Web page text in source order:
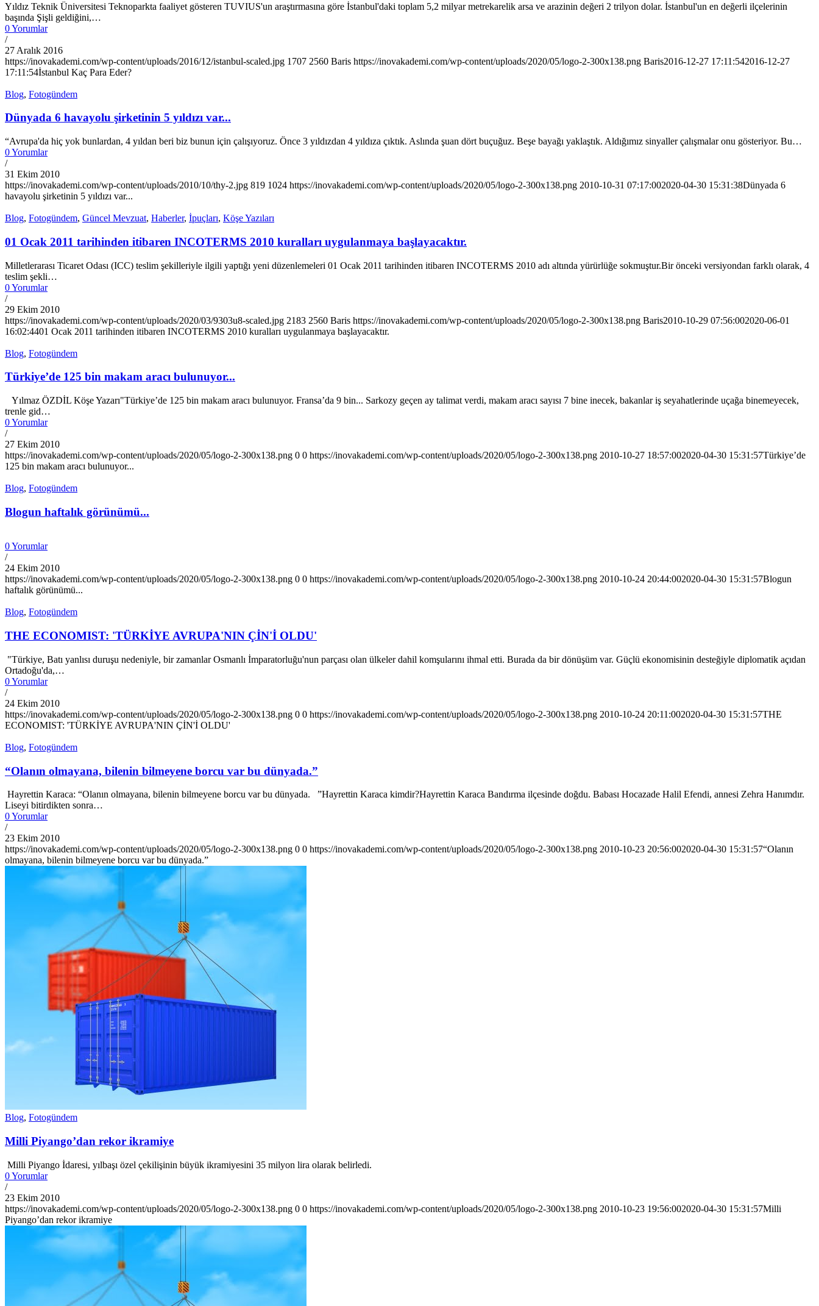
Yıldız Teknik Üniversitesi Teknoparkta faaliyet gösteren TUVIUS'un araştırmasına göre İstanbul'daki toplam 5,2 milyar metrekarelik arsa ve arazinin değeri 2 trilyon dolar. İstanbul'un en değerli ilçelerinin
başında Şişli geldiğini,…
0 Yorumlar
/
27 Aralık 2016
https://inovakademi.com/wp-content/uploads/2016/12/istanbul-scaled.jpg 1707 2560 Baris https://inovakademi.com/wp-content/uploads/2020/05/logo-2-300x138.png Baris2016-12-27 17:11:542016-12-27
17:11:54İstanbul Kaç Para Eder?
Blog, Fotogündem
Dünyada 6 havayolu şirketinin 5 yıldızı var...
“Avrupa'da hiç yok bunlardan, 4 yıldan beri biz bunun için çalışıyoruz. Önce 3 yıldızdan 4 yıldıza çıktık. Aslında şuan dört buçuğuz. Beşe bayağı yaklaştık. Aldığımız sinyaller çalışmalar onu gösteriyor. Bu…
0 Yorumlar
/
31 Ekim 2010
https://inovakademi.com/wp-content/uploads/2010/10/thy-2.jpg 819 1024 https://inovakademi.com/wp-content/uploads/2020/05/logo-2-300x138.png 2010-10-31 07:17:002020-04-30 15:31:38Dünyada 6
havayolu şirketinin 5 yıldızı var...
Blog, Fotogündem, Güncel Mevzuat, Haberler, İpuçları, Köşe Yazıları
01 Ocak 2011 tarihinden itibaren INCOTERMS 2010 kuralları uygulanmaya başlayacaktır.
Milletlerarası Ticaret Odası (ICC) teslim şekilleriyle ilgili yaptığı yeni düzenlemeleri 01 Ocak 2011 tarihinden itibaren INCOTERMS 2010 adı altında yürürlüğe sokmuştur.Bir önceki versiyondan farklı olarak, 4
teslim şekli…
0 Yorumlar
/
29 Ekim 2010
https://inovakademi.com/wp-content/uploads/2020/03/9303u8-scaled.jpg 2183 2560 Baris https://inovakademi.com/wp-content/uploads/2020/05/logo-2-300x138.png Baris2010-10-29 07:56:002020-06-01
16:02:4401 Ocak 2011 tarihinden itibaren INCOTERMS 2010 kuralları uygulanmaya başlayacaktır.
Blog, Fotogündem
Türkiye’de 125 bin makam aracı bulunuyor...
Yılmaz ÖZDİL Köşe Yazarı"Türkiye’de 125 bin makam aracı bulunuyor. Fransa’da 9 bin... Sarkozy geçen ay talimat verdi, makam aracı sayısı 7 bine inecek, bakanlar iş seyahatlerinde uçağa binemeyecek,
trenle gid…
0 Yorumlar
/
27 Ekim 2010
https://inovakademi.com/wp-content/uploads/2020/05/logo-2-300x138.png 0 0 https://inovakademi.com/wp-content/uploads/2020/05/logo-2-300x138.png 2010-10-27 18:57:002020-04-30 15:31:57Türkiye’de
125 bin makam aracı bulunuyor...
Blog, Fotogündem
Blogun haftalık görünümü...
0 Yorumlar
/
24 Ekim 2010
https://inovakademi.com/wp-content/uploads/2020/05/logo-2-300x138.png 0 0 https://inovakademi.com/wp-content/uploads/2020/05/logo-2-300x138.png 2010-10-24 20:44:002020-04-30 15:31:57Blogun
haftalık görünümü...
Blog, Fotogündem
THE ECONOMIST: 'TÜRKİYE AVRUPA'NIN ÇİN'İ OLDU'
"Türkiye, Batı yanlısı duruşu nedeniyle, bir zamanlar Osmanlı İmparatorluğu'nun parçası olan ülkeler dahil komşularını ihmal etti. Burada da bir dönüşüm var. Güçlü ekonomisinin desteğiyle diplomatik açıdan
Ortadoğu'da,…
0 Yorumlar
/
24 Ekim 2010
https://inovakademi.com/wp-content/uploads/2020/05/logo-2-300x138.png 0 0 https://inovakademi.com/wp-content/uploads/2020/05/logo-2-300x138.png 2010-10-24 20:11:002020-04-30 15:31:57THE
ECONOMIST: 'TÜRKİYE AVRUPA'NIN ÇİN'İ OLDU'
Blog, Fotogündem
“Olanın olmayana, bilenin bilmeyene borcu var bu dünyada.”
Hayrettin Karaca: “Olanın olmayana, bilenin bilmeyene borcu var bu dünyada. ”Hayrettin Karaca kimdir?Hayrettin Karaca Bandırma ilçesinde doğdu. Babası Hocazade Halil Efendi, annesi Zehra Hanımdır.
Liseyi bitirdikten sonra…
0 Yorumlar
/
23 Ekim 2010
https://inovakademi.com/wp-content/uploads/2020/05/logo-2-300x138.png 0 0 https://inovakademi.com/wp-content/uploads/2020/05/logo-2-300x138.png 2010-10-23 20:56:002020-04-30 15:31:57“Olanın
olmayana, bilenin bilmeyene borcu var bu dünyada.”
Blog, Fotogündem
Milli Piyango’dan rekor ikramiye
Milli Piyango İdaresi, yılbaşı özel çekilişinin büyük ikramiyesini 35 milyon lira olarak belirledi.
0 Yorumlar
/
23 Ekim 2010
https://inovakademi.com/wp-content/uploads/2020/05/logo-2-300x138.png 0 0 https://inovakademi.com/wp-content/uploads/2020/05/logo-2-300x138.png 2010-10-23 19:56:002020-04-30 15:31:57Milli
Piyango’dan rekor ikramiye